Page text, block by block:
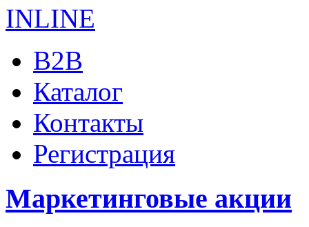
B2B
Каталог
Контакты
Регистрация
Маркетинговые акции